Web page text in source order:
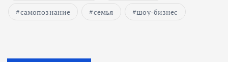
самопознание
семья шоу-бизнес